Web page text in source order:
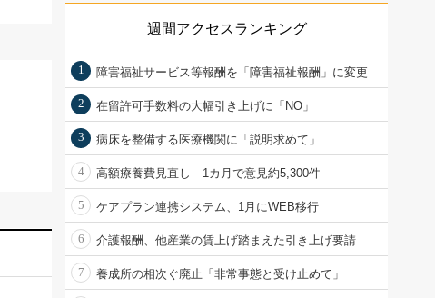
週間アクセスランキング
1 障害福祉サービス等報酬を「障害福祉報酬」に変更
2 在留許可手数料の大幅引き上げに「NO」
3 病床を整備する医療機関に「説明求めて」
4 高額療養費見直し 1カ月で意見約5,300件
5 ケアプラン連携システム、1月にWEB移行
6 介護報酬、他産業の賃上げ踏まえた引き上げ要請
7 養成所の相次ぐ廃止「非常事態と受け止めて」